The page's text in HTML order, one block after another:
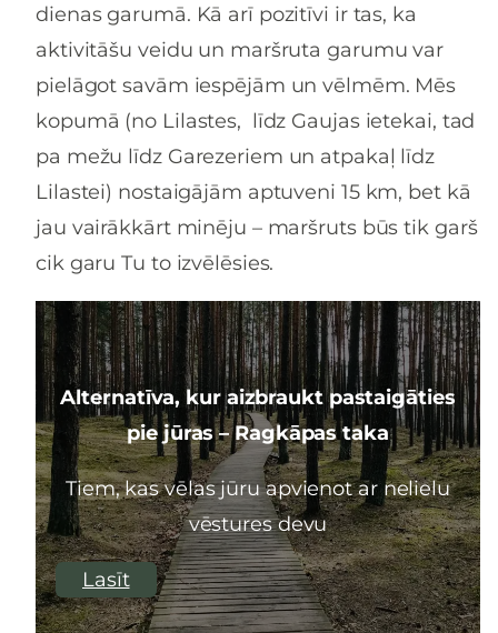
dienas garumā. Kā arī pozitīvi ir tas, ka
aktivitāšu veidu un maršruta garumu var
pielāgot savām iespējām un vēlmēm. Mēs
kopumā (no Lilastes, līdz Gaujas ietekai, tad
pa mežu līdz Garezeriem un atpakaļ līdz
Lilastei) nostaigājām aptuveni 15 km, bet kā
jau vairākkārt minēju – maršruts būs tik garš
cik garu Tu to izvēlēsies.
Alternatīva, kur aizbraukt pastaigāties
pie jūras – Ragkāpas taka
Tiem, kas vēlas jūru apvienot ar nelielu
vēstures devu
Lasīt